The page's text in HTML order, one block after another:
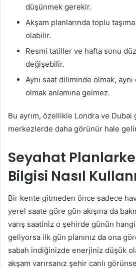
düşünmek gerekir.
Akşam planlarında toplu
olabilir.
Resmi tatiller ve hafta sonu
değişebilir.
Aynı saat diliminde olmak,
olmak anlamına gelmez.
Bu ayrım, özellikle Londra ve Dubai
merkezlerde daha görünür hale
Seyahat
Bilgisi Nasıl
Bir kente gitmeden önce sadece
yerel saate göre gün akışına da
varış saatiniz o şehirde günün
geliyorsa ilk gün planınız da ona
sabah indiğinizde enerjiniz düşük
akşam varırsanız şehir canlı